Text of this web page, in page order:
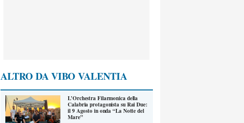
ALTRO DA VIBO VALENTIA
L’Orchestra Filarmonica della
Calabria protagonista su Rai Due:
il 9 Agosto in onda “La Notte del
Mare”